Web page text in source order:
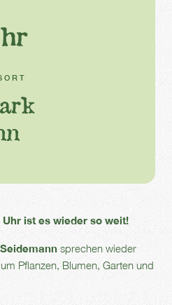
Uhr ist es wieder so weit!
sprechen wieder
Pflanzen, Blumen, Garten und